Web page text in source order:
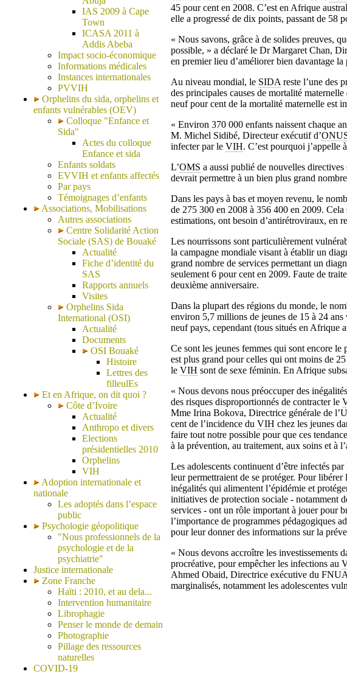
IAS 2009 à Cape
Town
ICASA 2011 à
Addis Abeba
Impact socio-économique
Informations médicales
Instances internationales
PVVIH
Orphelins du sida, orphelins et
enfants vulnérables (OEV)
Colloque "Enfance et
Sida"
Actes du colloque
Enfance et sida
Enfants soldats
EVVIH et enfants affectés
Par pays
Témoignages d’enfants
Associations, Mobilisations
Autres associations
Centre Solidarité Action
Sociale (SAS) de Bouaké
Actualité
Fiche d’identité du
SAS
Rapports annuels
Visites
Orphelins Sida
International (OSI)
Actualité
Documents
OSI Bouaké
Histoire
Lettres des
filleulEs
Et en Afrique, on dit quoi ?
Côte d’Ivoire
Actualité
Anthropo et divers
Elections
présidentielles 2010
Orphelins
VIH
Adoption internationale et
nationale
Les adoptés dans l’espace
public
Psychologie géopolitique
"Nous professionnels de la
psychologie et de la
psychiatrie"
Justice internationale
Zone Franche
Haïti : 2010, et au dela...
Intervention humanitaire
Librophagie
Penser le monde de demain
Photographie
Pillage des ressources
naturelles
COVID-19
45 pour cent en 2008. C’est en Afrique
elle a progressé de dix points, passant de 58
« Nous savons, grâce à de solides preuves,
possible, » a déclaré le Dr Margaret Chan,
en premier lieu d’améliorer bien davantage
Au niveau mondial, le SIDA reste l’une des
des principales causes de mortalité
neuf pour cent de la mortalité maternelle est
« Environ 370 000 enfants naissent chaque
M. Michel Sidibé, Directeur exécutif d’
infecter par le VIH. C’est pourquoi j’appelle
L’OMS a aussi publié de nouvelles
devrait permettre à un bien plus grand
Dans les pays à bas et moyen revenu, le
de 275 300 en 2008 à 356 400 en 2009.
estimations, ont besoin d’antirétroviraux, en
Les nourrissons sont particulièrement
la campagne mondiale visant à établir un
grand nombre de services permettant un
seulement 6 pour cent en 2009. Faute de
deuxième anniversaire.
Dans la plupart des régions du monde, le
environ 5,7 millions de jeunes de 15 à 24 ans
neuf pays, cependant (tous situés en Afrique
Ce sont les jeunes femmes qui sont encore
est plus grand pour celles qui ont moins de
le VIH sont de sexe féminin. En Afrique
« Nous devons nous préoccuper des
des risques disproportionnés de contracter le
Mme Irina Bokova, Directrice générale de
cent de l’incidence du VIH chez les jeunes
faire tout notre possible pour que ces
à la prévention, au traitement, aux soins et à
Les adolescents continuent d’être infectés par
leur permettraient de se protéger. Pour libérer
inégalités qui alimentent l’épidémie et
initiatives de protection sociale - notamment
services - ont un rôle important à jouer pour
l’importance de programmes pédagogiques
pour leur donner des informations sur la
« Nous devons accroître les investissements
procréative, pour empêcher les infections au
Ahmed Obaid, Directrice exécutive du
marginalisés, notamment les adolescentes